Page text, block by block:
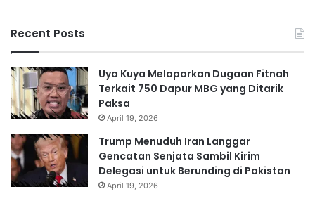
Recent Posts
Uya Kuya Melaporkan Dugaan Fitnah
Terkait 750 Dapur MBG yang Ditarik
Paksa
April 19, 2026
Trump Menuduh Iran Langgar
Gencatan Senjata Sambil Kirim
Delegasi untuk Berunding di Pakistan
April 19, 2026